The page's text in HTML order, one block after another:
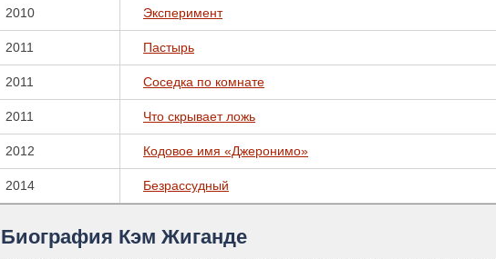
2010 Эксперимент
2011 Пастырь
2011 Соседка по комнате
2011 Чтo cкpывает ложь
2012 Кодовое имя «Джеронимо»
2014 Безрассудный
Биография Кэм Жиганде